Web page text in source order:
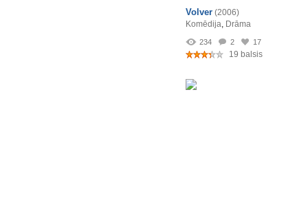
Volver (2006)
Komēdija, Drāma
234 2 17
19 balsis